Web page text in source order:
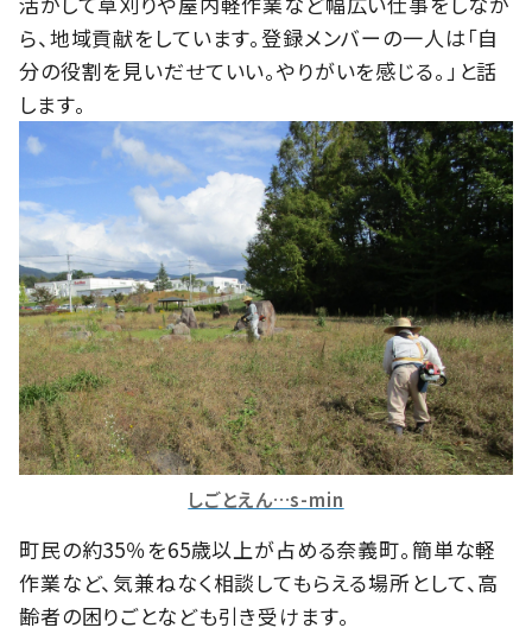
ら、地域貢献をしています。登録メンバーの一人は「自
分の役割を見いだせていい。やりがいを感じる。」と話
します。
しごとえん…s-min
町民の約35％を65歳以上が占める奈義町。簡単な軽
作業など、気兼ねなく相談してもらえる場所として、高
齢者の困りごとなども引き受けます。